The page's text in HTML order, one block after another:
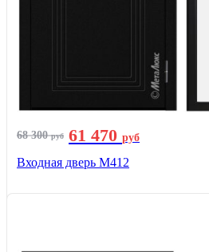
68 300руб 61 470 руб
Входная дверь М412